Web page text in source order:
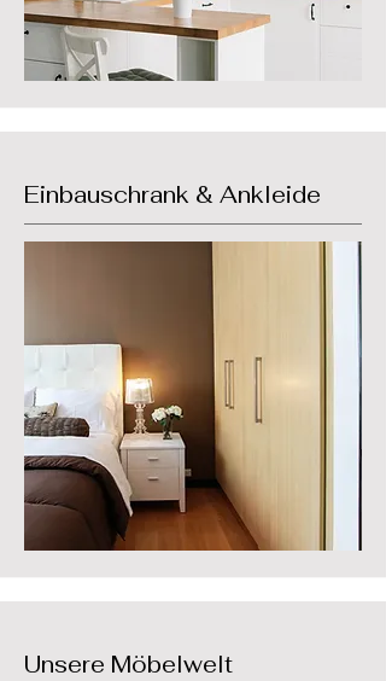
Einbauschrank & Ankleide
Unsere Möbelwelt